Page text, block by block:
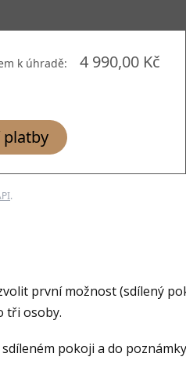
k úhradě: 4 990,00 Kč
platby
.
první možnost (sdílený
tři osoby.
pokoji a do